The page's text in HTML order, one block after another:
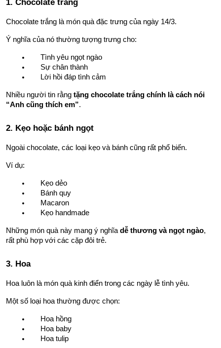
1. Chocolate trắng
Chocolate trắng là món quà đặc trưng của ngày 14/3.
Ý nghĩa của nó thường tượng trưng cho:
Tình yêu ngọt ngào
Sự chân thành
Lời hồi đáp tình cảm
Nhiều người tin rằng tặng chocolate trắng chính là cách nói
“Anh cũng thích em”.
2. Kẹo hoặc bánh ngọt
Ngoài chocolate, các loại kẹo và bánh cũng rất phổ biến.
Ví dụ:
Kẹo dẻo
Bánh quy
Macaron
Kẹo handmade
Những món quà này mang ý nghĩa dễ thương và ngọt ngào,
rất phù hợp với các cặp đôi trẻ.
3. Hoa
Hoa luôn là món quà kinh điển trong các ngày lễ tình yêu.
Một số loại hoa thường được chọn:
Hoa hồng
Hoa baby
Hoa tulip